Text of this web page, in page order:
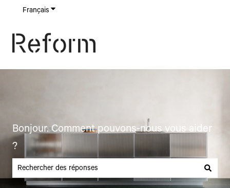
Français Afficher le sous-menu pour les traductions
Bonjour. Comment pouvons-nous vous aider
?
Il n'y a aucune suggestion car le champ de recherche est vide.